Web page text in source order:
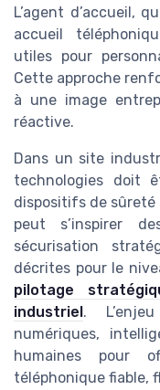
L’agent d’accueil,
accueil
utiles pour
Cette approche
à une image
réactive.
Dans un site
technologies doit
dispositifs de
peut s’inspirer
sécurisation
décrites pour le
pilotage
industriel.
numériques,
humaines pour
téléphonique fiable,